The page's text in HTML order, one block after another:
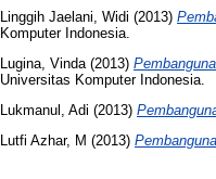
Linggih Jaelani, Widi (2013)
Komputer Indonesia.
Lugina, Vinda(2013)
Universitas Komputer Indonesia.
Lukmanul, Adi (2013)
Lutfi Azhar, M (2013)